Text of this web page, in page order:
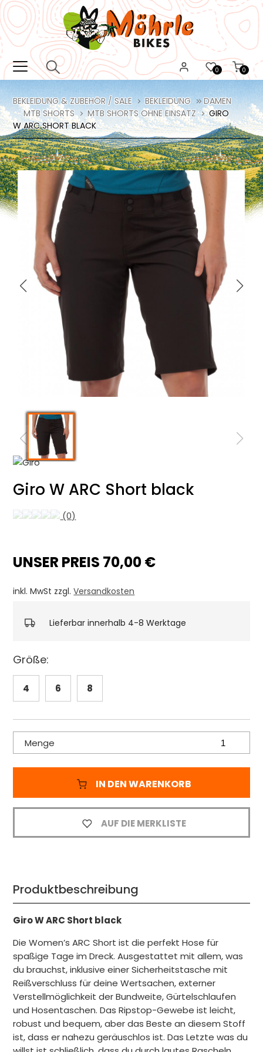
0
0
BEKLEIDUNG & ZUBEHÖR / SALE BEKLEIDUNG
DAMEN
MTB SHORTS
MTB SHORTS OHNE EINSATZ
GIRO
W ARC SHORT BLACK
Giro W ARC Short black
(0)
UNSER PREIS 70,00 €
inkl. MwSt zzgl.Versandkosten
Lieferbar innerhalb 4-8 Werktage
Größe:
4 6 8
Menge
IN DEN WARENKORB
AUF DIE MERKLISTE
Produktbeschreibung
Giro W ARC Short black
Die Women’s ARC Short ist die perfekt Hose für
spaßige Tage im Dreck. Ausgestattet mit allem, was
du brauchst, inklusive einer Sicherheitstasche mit
Reißverschluss für deine Wertsachen, externer
Verstellmöglichkeit der Bundweite, Gürtelschlaufen
und Hosentaschen. Das Ripstop-Gewebe ist leicht,
robust und bequem, aber das Beste an diesem Stoff
ist, dass er nahezu geräuschlos ist. Das Letzte was du